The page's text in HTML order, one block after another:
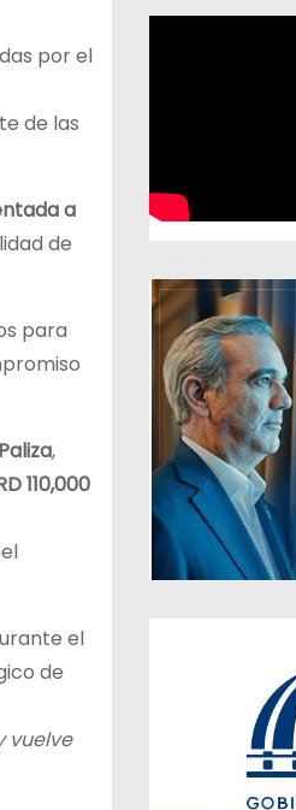
por el
de las
a
de
para
,
110,000
el
de
vuelve